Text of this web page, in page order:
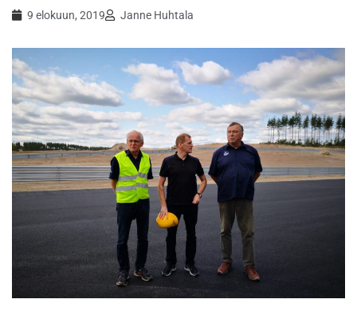
9 elokuun, 2019 Janne Huhtala